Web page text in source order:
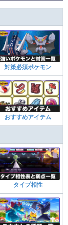
対策必須ポケモン
おすすめアイテム
タイプ相性